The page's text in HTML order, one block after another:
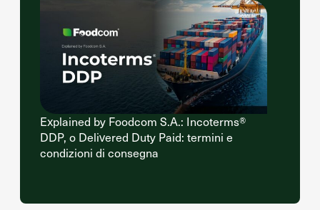
Explained by Foodcom S.A.: Incoterms®
DDP, o Delivered Duty Paid: termini e
condizioni di consegna